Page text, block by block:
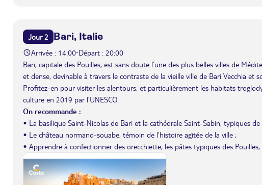
Jour 2 Bari, Italie
Arrivée : 14:00-Départ : 20:00
Bari, capitale des Pouilles, est sans doute l’une des plus belles villes de
et dense, devinable à travers le contraste de la vieille ville de Bari Vecchia
Profitez-en pour visiter les alentours, et particulièrement les habitats
culture en 2019 par l’UNESCO.
On recommande :
• La basilique Saint-Nicolas de Bari et la cathédrale Saint-Sabin, typiques de
• Le château normand-souabe, témoin de l’histoire agitée de la ville ;
• Apprendre à confectionner des orecchiette, les pâtes typiques des Pouilles,